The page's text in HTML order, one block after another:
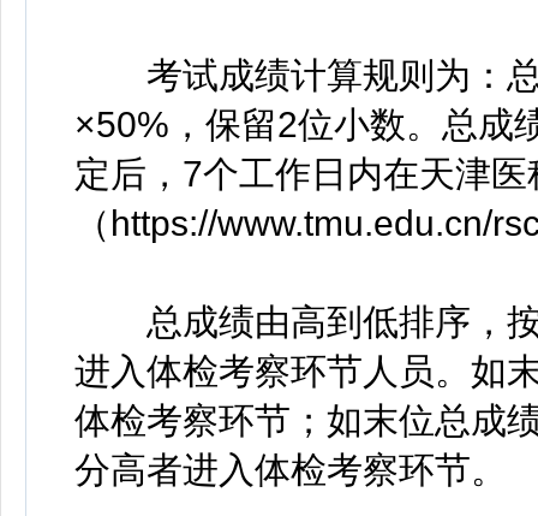
考试成绩计算规则为：总
×50%，保留2位小数。总成
定后，7个工作日内在天津医
（https://www.tmu.edu.cn/
总成绩由高到低排序，按
进入体检考察环节人员。如
体检考察环节；如末位总成
分高者进入体检考察环节。